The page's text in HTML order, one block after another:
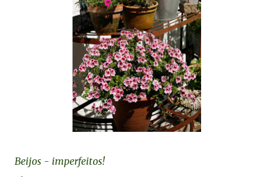
Beijos - imperfeitos!